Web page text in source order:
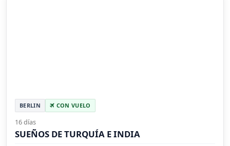
BERLIN CON VUELO
16 días
SUEÑOS DE TURQUÍA E INDIA